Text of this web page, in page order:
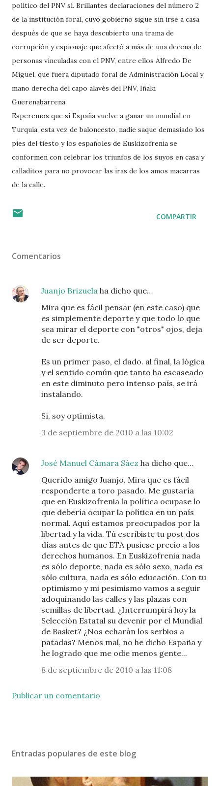
político del PNV sí. Brillantes declaraciones del número 2
de la institución foral, cuyo gobierno sigue sin irse a casa
después de que se haya descubierto una trama de
corrupción y espionaje que afectó a más de una decena de
personas vinculadas con el PNV, entre ellos Alfredo De
Miguel, que fuera diputado foral de Administración Local y
mano derecha del capo alavés del PNV, Iñaki
Guerenabarrena.
Esperemos que si España vuelve a ganar un mundial en
Turquía, esta vez de baloncesto, nadie saque demasiado los
pies del tiesto y los españoles de Euskizofrenia se
conformen con celebrar los triunfos de los suyos en casa y
calladitos para no provocar las iras de los amos macarras
de la calle.
COMPARTIR
Comentarios
Juanjo Brizuela ha dicho que…
Mira que es fácil pensar (en este caso) que
es simplemente deporte y que todo lo que
sea mirar el deporte con "otros" ojos, deja
de ser deporte.
Es un primer paso, el dado. al final, la lógica
y el sentido común que tanto ha escaseado
en este diminuto pero intenso país, se irá
instalando.
Sí, soy optimista.
3 de septiembre de 2010 a las 10:02
José Manuel Cámara Sáez ha dicho que…
Querido amigo Juanjo. Mira que es fácil
responderte a toro pasado. Me gustaría
que en Euskizofrenia la política ocupase lo
que debería ocupar la política en un país
normal. Aquí estamos preocupados por la
libertad y la vida. Tú escribiste tu post dos
días antes de que ETA pusiese precio a los
derechos humanos. En Euskizofrenia nada
es sólo deporte, nada es sólo sexo, nada es
sólo cultura, nada es sólo educación. Con tu
optimismo y mi pesimismo vamos a seguir
adoquinando las calles y las plazas con
semillas de libertad. ¿Interrumpirá hoy la
Selección Estatal su devenir por el Mundial
de Basket? ¿Nos echarán los serbios a
patadas? Menos mal, no he dicho España y
he logrado que me odie menos gente...
8 de septiembre de 2010 a las 11:08
Publicar un comentario
Entradas populares de este blog